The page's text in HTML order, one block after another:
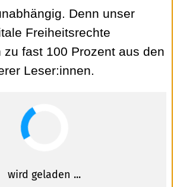
Denn unser
Freiheitsrechte
fast 100 Prozent aus den
Leser:innen.